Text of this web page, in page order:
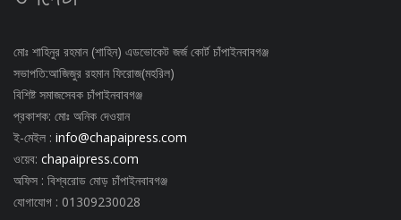
মোঃ শাহিনুর রহমান (শাহিন) এডভোকেট জর্জ কোর্ট চাঁপাইনবাবগঞ্জ
সভাপতি:আজিজুর রহমান ফিরোজ(মহরিল)
বিশিষ্ট সমাজসেবক চাঁপাইনবাবগঞ্জ
প্রকাশক: মোঃ অনিক দেওয়ান
ই-মেইল : info@chapaipress.com
ওয়েব: chapaipress.com
অফিস : বিশ্বরোড মোড় চাঁপাইনবাবগঞ্জ
যোগাযোগ : 01309230028